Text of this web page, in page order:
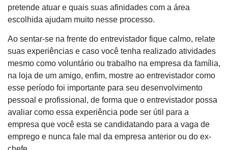
pretende atuar e quais suas afinidades com a área
escolhida ajudam muito nesse processo.
Ao sentar-se na frente do entrevistador fique calmo, relate
suas experiências e caso você tenha realizado atividades
mesmo como voluntário ou trabalho na empresa da família,
na loja de um amigo, enfim, mostre ao entrevistador como
esse período foi importante para seu desenvolvimento
pessoal e profissional, de forma que o entrevistador possa
avaliar como essa experiência pode ser útil para a
empresa que você esta se candidatando para a vaga de
emprego e nunca fale mal da empresa anterior ou do ex-